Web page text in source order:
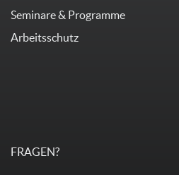
Seminare & Programme
Arbeitsschutz
FRAGEN?